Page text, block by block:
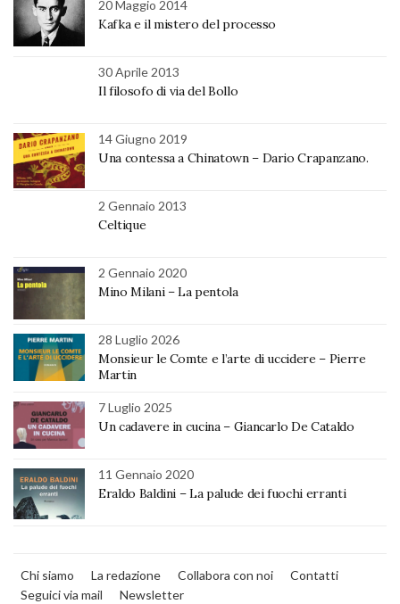
20 Maggio 2014
Kafka e il mistero del processo
30 Aprile 2013
Il filosofo di via del Bollo
14 Giugno 2019
Una contessa a Chinatown – Dario Crapanzano.
2 Gennaio 2013
Celtique
2 Gennaio 2020
Mino Milani – La pentola
28 Luglio 2026
Monsieur le Comte e l’arte di uccidere – Pierre
Martin
7 Luglio 2025
Un cadavere in cucina – Giancarlo De Cataldo
11 Gennaio 2020
Eraldo Baldini – La palude dei fuochi erranti
Chi siamo La redazione Collabora con noi
Contatti
Seguici via mail
Newsletter